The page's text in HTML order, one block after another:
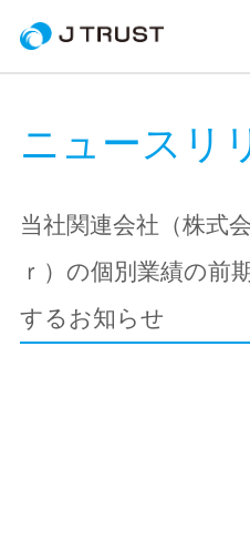
ニュースリ
当社関連会社（株式
ｒ）の個別業績の前
するお知らせ